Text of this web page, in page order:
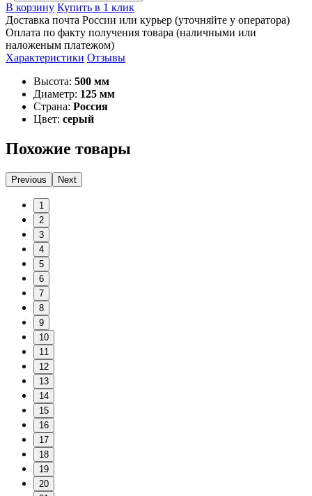
В корзину Купить в 1 клик
Доставка почта России или курьер (уточняйте у оператора)
Оплата по факту получения товара (наличными или
наложеным платежом)
Характеристики Отзывы
Высота: 500 мм
Диаметр: 125 мм
Страна: Россия
Цвет: серый
Похожие товары
Previous Next
1
2
3
4
5
6
7
8
9
10
11
12
13
14
15
16
17
18
19
20